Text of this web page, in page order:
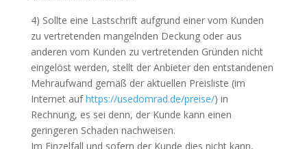
4) Sollte eine Lastschrift aufgrund einer vom Kunden
zu vertretenden mangelnden Deckung oder aus
anderen vom Kunden zu vertretenden Gründen nicht
eingelöst werden, stellt der Anbieter den entstandenen
Mehraufwand gemäß der aktuellen Preisliste (im
Internet aufhttps://usedomrad.de/preise/) in
Rechnung, es sei denn, der Kunde kann einen
geringeren Schaden nachweisen.
Im Einzelfall und sofern der Kunde dies nicht kann,